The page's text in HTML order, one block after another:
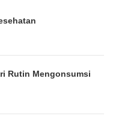
Rutin Mengonsumsi